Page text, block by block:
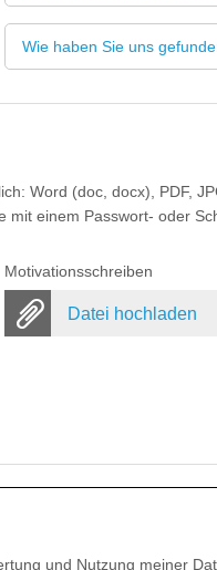
Wie haben Sie uns
Word (doc, docx), PDF,
einem Passwort- oder
Motivationsschreiben
Datei hochladen
und Nutzung meiner